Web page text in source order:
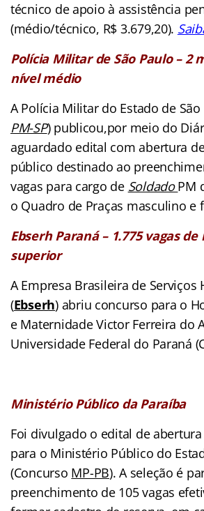
técnico de apoio à assistência
(médio/técnico, R$ 3.679,20).
Polícia Militar de São Paulo – 2
nível médio
A Polícia Militar do Estado de São
PM-SP) publicou,por meio do
aguardado edital com abertura
público destinado ao
vagas para cargo de SoldadoPM
o Quadro de Praças masculino e
Ebserh Paraná – 1.775 vagas
superior
A Empresa Brasileira de Serviços
(Ebserh) abriu concurso para o
e Maternidade Victor Ferreira do
Universidade Federal do Paraná
Ministério Público da Paraíba
Foi divulgado o edital de
para o Ministério Público do
(Concurso MP-PB). A seleção é
preenchimento de 105 vagas